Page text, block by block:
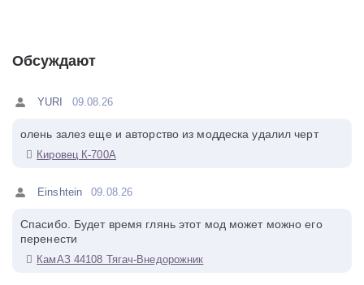
Обсуждают
YURI 09.08.26
олень залез еще и авторство из моддеска удалил черт
Кировец К-700А
Einshtein 09.08.26
Спасибо. Будет время глянь этот мод может можно его
перенести
КамАЗ 44108 Тягач-Внедорожник